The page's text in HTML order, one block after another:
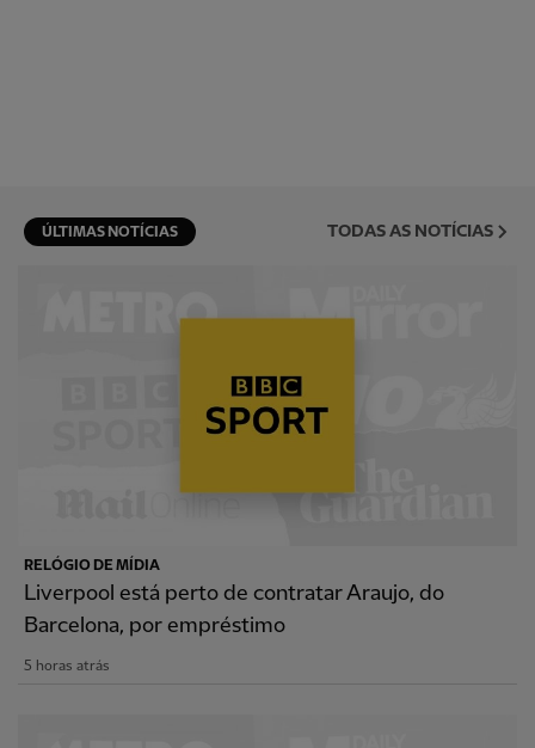
ÚLTIMAS NOTÍCIAS TODAS AS NOTÍCIAS
RELÓGIO DE MÍDIA
Liverpool está perto de contratar Araujo, do
Barcelona, por empréstimo
5 horas atrás